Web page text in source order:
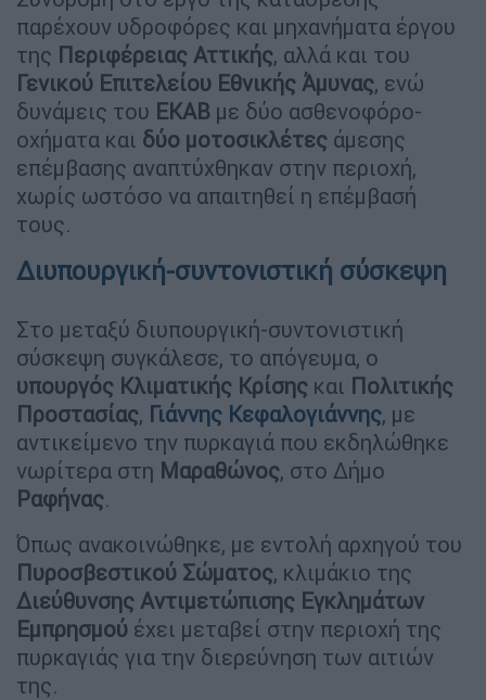
παρέχουν υδροφόρες και μηχανήματα έργου
της Περιφέρειας Αττικής, αλλά και του
Γενικού Επιτελείου Εθνικής Άμυνας, ενώ
δυνάμεις του ΕΚΑΒ με δύο ασθενοφόρο-
οχήματα και δύο μοτοσικλέτες άμεσης
επέμβασης αναπτύχθηκαν στην περιοχή,
χωρίς ωστόσο να απαιτηθεί η επέμβασή
τους.
Διυπουργική-συντονιστική σύσκεψη
Στο μεταξύ διυπουργική-συντονιστική
σύσκεψη συγκάλεσε, το απόγευμα, ο
υπουργός Κλιματικής Κρίσης και Πολιτικής
Προστασίας, Γιάννης Κεφαλογιάννης, με
αντικείμενο την πυρκαγιά που εκδηλώθηκε
νωρίτερα στη Μαραθώνος, στο Δήμο
Ραφήνας.
Όπως ανακοινώθηκε, με εντολή αρχηγού του
Πυροσβεστικού Σώματος, κλιμάκιο της
Διεύθυνσης Αντιμετώπισης Εγκλημάτων
Εμπρησμού έχει μεταβεί στην περιοχή της
πυρκαγιάς για την διερεύνηση των αιτιών
της.